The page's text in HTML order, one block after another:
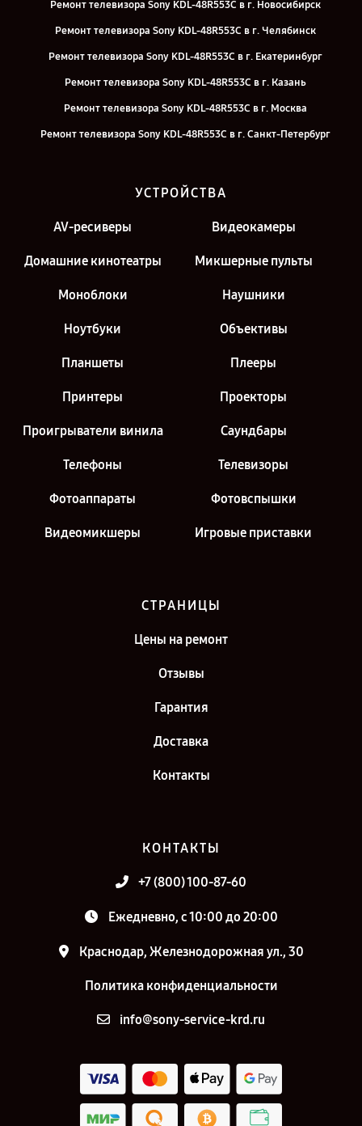
Ремонт телевизора Sony KDL-48R553C в г. Новосибирск
Ремонт телевизора Sony KDL-48R553C в г. Челябинск
Ремонт телевизора Sony KDL-48R553C в г. Екатеринбург
Ремонт телевизора Sony KDL-48R553C в г. Казань
Ремонт телевизора Sony KDL-48R553C в г. Москва
Ремонт телевизора Sony KDL-48R553C в г. Санкт-Петербург
УСТРОЙСТВА
AV-ресиверы Видеокамеры
Домашние кинотеатры Микшерные пульты
Моноблоки Наушники
Ноутбуки Объективы
Планшеты Плееры
Принтеры Проекторы
Проигрыватели винила Саундбары
Телефоны Телевизоры
Фотоаппараты Фотовспышки
Видеомикшеры Игровые приставки
СТРАНИЦЫ
Цены на ремонт
Отзывы
Гарантия
Доставка
Контакты
КОНТАКТЫ
+7 (800) 100-87-60
Ежедневно, с 10:00 до 20:00
Краснодар, Железнодорожная ул., 30
Политика конфиденциальности
info@sony-service-krd.ru